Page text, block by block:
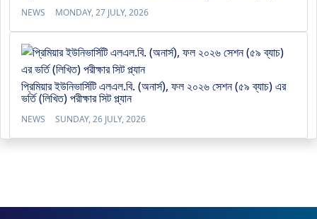
NEWS MONDAY, 27 JULY, 2026
প্রিমিয়ার ইউনিভার্সিটি এলএল.বি. (অনার্স), ফল ২০২৬ সেশন (৫৯ ব্যাচ) এর
ভর্তি (লিখিত) পরীক্ষার সিট প্ল্যান
NEWS SUNDAY, 26 JULY, 2026